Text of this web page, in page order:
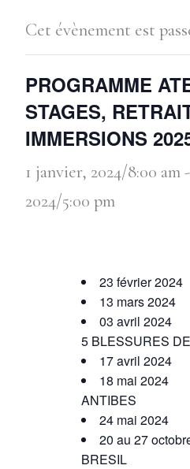
Cet évènement est
PROGRAMME
STAGES,
IMMERSIONS
1 janvier, 2024/8:00 am-
2024/5:00 pm
23 février
13 mars
03 avril
5 BLESSURES DE
17 avril
18 mai
ANTIBES
24 mai
20 au 27
BRESIL